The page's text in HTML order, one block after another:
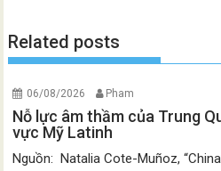
Related posts
06/08/2026 Pham
Nỗ lực âm thầm của Trung
vực Mỹ Latinh
Nguồn: Natalia Cote-Muñoz,